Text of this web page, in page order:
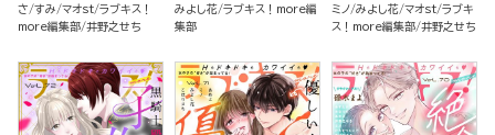
さ すみ マオst ラブキス！
more編集部 井野之せち
みよし花 ラブキス！more編
集部
ミノ みよし花 マオst ラブキ
ス！more編集部 井野之せち